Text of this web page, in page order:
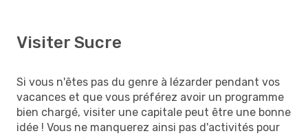
Visiter Sucre
Si vous n'êtes pas du genre à lézarder pendant vos
vacances et que vous préférez avoir un programme
bien chargé, visiter une capitale peut être une bonne
idée ! Vous ne manquerez ainsi pas d'activités pour